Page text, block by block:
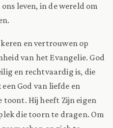
leven, in de wereld om
en vertrouwen op
van het Evangelie. God
en rechtvaardig is, die
God van liefde en
Hij heeft Zijn eigen
die toorn te dragen. Om